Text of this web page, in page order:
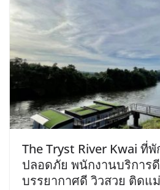
The Tryst River Kwai ที่
ปลอดภัย พนักงานบริการ
บรรยากาศดี วิวสวย ติดแ